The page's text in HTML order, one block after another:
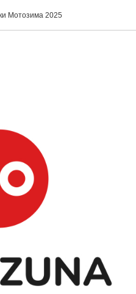
Мотозима 2025